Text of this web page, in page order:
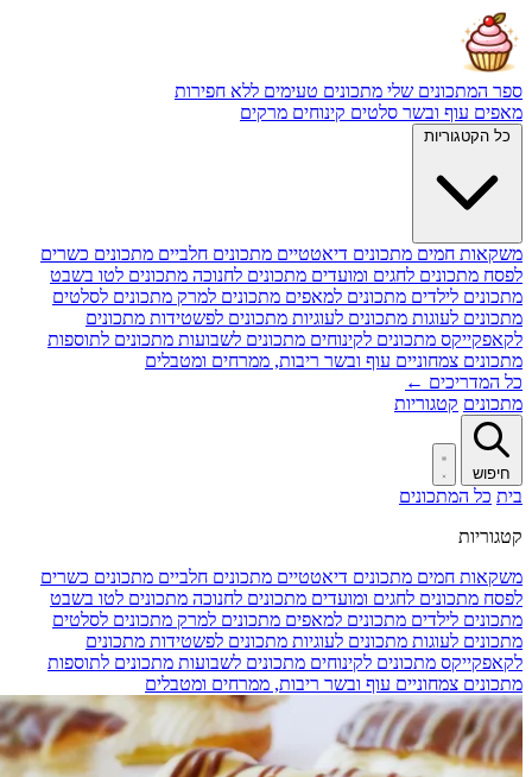
ספר המתכונים שלי מתכונים טעימים ללא חפירות
מאפיםעוף ובשרסלטיםקינוחיםמרקים
כל הקטגוריות
משקאות חמיםמתכונים דיאטטייםמתכונים חלבייםמתכונים כשרים
לפסחמתכונים לחגים ומועדיםמתכונים לחנוכהמתכונים לטו בשבט
מתכונים לילדיםמתכונים למאפיםמתכונים למרקמתכונים לסלטים
מתכונים לעוגותמתכונים לעוגיותמתכונים לפשטידותמתכונים
לקאפקייקסמתכונים לקינוחיםמתכונים לשבועותמתכונים לתוספות
מתכונים צמחונייםעוף ובשרריבות, ממרחים ומטבלים
כל המדריכים ←
מתכונים קטגוריות
חיפוש
בית כל המתכונים
קטגוריות
משקאות חמיםמתכונים דיאטטייםמתכונים חלבייםמתכונים כשרים
לפסחמתכונים לחגים ומועדיםמתכונים לחנוכהמתכונים לטו בשבט
מתכונים לילדיםמתכונים למאפיםמתכונים למרקמתכונים לסלטים
מתכונים לעוגותמתכונים לעוגיותמתכונים לפשטידותמתכונים
לקאפקייקסמתכונים לקינוחיםמתכונים לשבועותמתכונים לתוספות
מתכונים צמחונייםעוף ובשרריבות, ממרחים ומטבלים